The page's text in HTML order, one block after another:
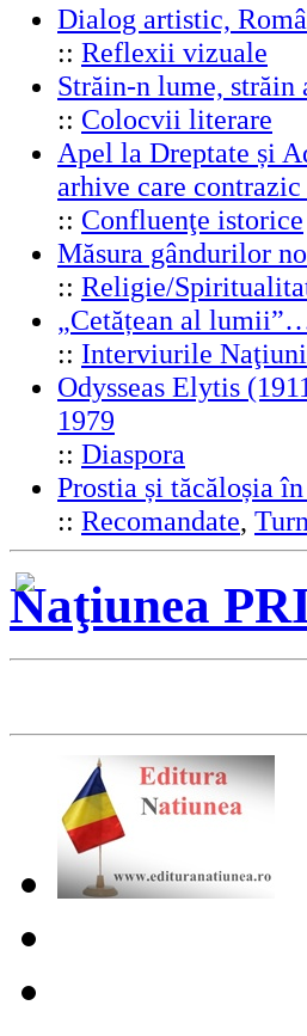
Dialog artistic,
:: Reflexii vizuale
Străin-n lume, străin
:: Colocvii literare
Apel la Dreptate și
arhive care
:: Confluenţe istorice
Măsura gândurilor
:: Religie/
„Cetățean al
:: Interviurile
Odysseas Elytis
1979
:: Diaspora
Prostia și tăcăloșia
:: Recomandate,
Naţiunea